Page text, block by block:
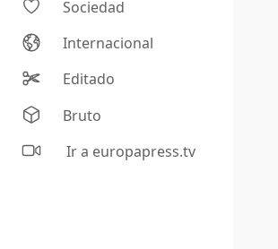
Sociedad
Internacional
Editado
Bruto
Ir a europapress.tv